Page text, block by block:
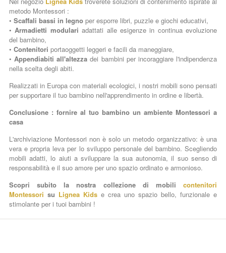
metodo Montessori :
• Scaffali bassi in legnoper esporre libri, puzzle e giochi educativi,
•Armadietti modulari adattati alle esigenze in continua evoluzione
del bambino,
• Contenitori portaoggetti leggeri e facili da maneggiare,
•Appendiabiti all'altezza dei bambini per incoraggiare l'indipendenza
nella scelta degli abiti.
Realizzati in Europa con materiali ecologici, i nostri mobili sono pensati
per supportare il tuo bambino nell'apprendimento in ordine e libertà.
Conclusione : fornire al tuo bambino un ambiente Montessori a
casa
L'archiviazione Montessori non è solo un metodo organizzativo: è una
vera e propria leva per lo sviluppo personale del bambino. Scegliendo
mobili adatti, lo aiuti a sviluppare la sua autonomia, il suo senso di
responsabilità e il suo amore per uno spazio ordinato e armonioso.
Scopri subito la nostra collezione di mobilicontenitori
Montessori su Lignea Kidse crea uno spazio bello, funzionale e
stimolante per i tuoi bambini !